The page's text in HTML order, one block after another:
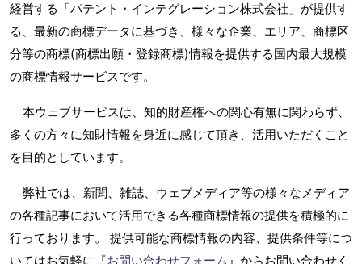
経営する「パテント・インテグレーション株式会社」が提供す
る、最新の商標データに基づき、様々な企業、エリア、商標区
分等の商標(商標出願・登録商標)情報を提供する国内最大規模
の商標情報サービスです。
本ウェブサービスは、知的財産権への関心有無に関わらず、
多くの方々に知財情報を身近に感じて頂き、活用いただくこと
を目的としています。
弊社では、新聞、雑誌、ウェブメディア等の様々なメディア
の各種記事において活用できる各種商標情報の提供を積極的に
行っております。 提供可能な商標情報の内容、提供条件等につ
いてはお気軽に『お問い合わせフォーム』からお問い合わせく